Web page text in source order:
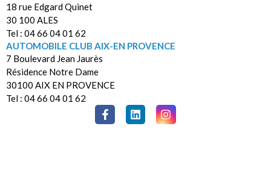
18 rue Edgard Quinet
30 100 ALES
Tel : 04 66 04 01 62
AUTOMOBILE CLUB AIX-EN PROVENCE
7 Boulevard Jean Jaurès
Résidence Notre Dame
30100 AIX EN PROVENCE
Tel : 04 66 04 01 62